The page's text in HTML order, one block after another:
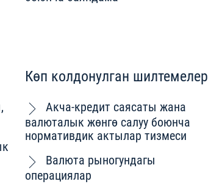
Көп колдонулган шилтемелер
Акча-кредит саясаты жана
валюталык жөнгө салуу боюнча
нормативдик актылар тизмеси
Валюта рыногундагы
операциялар